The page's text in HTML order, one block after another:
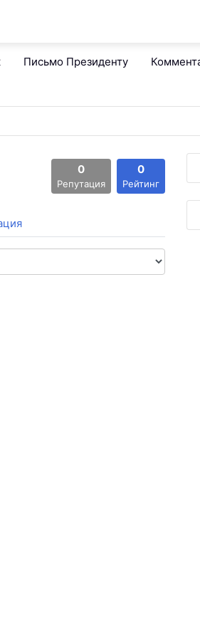
Письмо Президенту
0
Репутация
0
Рейтинг